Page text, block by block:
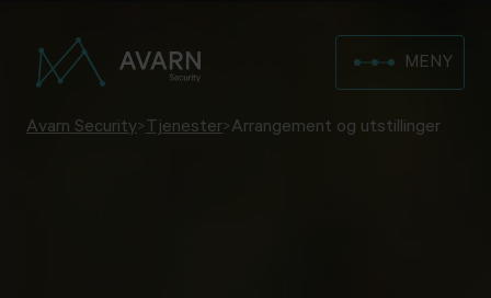
MENY
Avarn Security>Tjenester>Arrangement og utstillinger